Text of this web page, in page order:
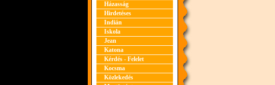
Házasság
Hirdetéses
Indián
Iskola
Jean
Katona
Kérdés - Felelet
Kocsma
Közlekedés